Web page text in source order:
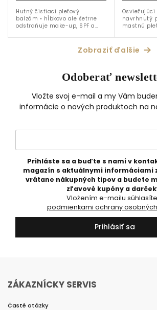
Hutný čistiaci pleťový
balzám • hĺbkovo ale šetrne
odstraňuje make-up, SPF a
technologia TFC8® • vitamín E,
bisabolol • viaceré druhy...
Osviežujúci
navrhnutý
mastnú
levanduľu,
čistia a
vysušenia.
Zobraziť ďalšie
Odoberať
Vložte svoj e-mail a my Vám
informácie o nových produktoch na
Prihláste sa a buďte s nami v
magazín s aktuálnymi informáciami
vrátane nákupných tipov a budete
zľavové kupóny a
podmienkami ochrany
Prihlásiť sa
ZÁKAZNÍCKY SERVIS
Časté otázky